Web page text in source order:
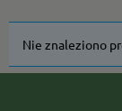
Nie znaleziono